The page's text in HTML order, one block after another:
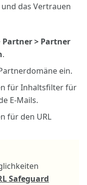
das Vertrauen
> Partner
.
ein.
für Inhaltsfilter für
E-Mails.
für den URL
Safeguard